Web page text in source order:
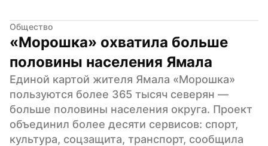
Общество
«Морошка» охватила больше
половины населения Ямала
Единой картой жителя Ямала «Морошка»
пользуются более 365 тысяч северян —
больше половины населения округа. Проект
объединил более десяти сервисов: спорт,
культура, соцзащита, транспорт, сообщила